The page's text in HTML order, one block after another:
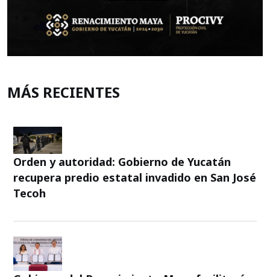
MÁS RECIENTES
Orden y autoridad: Gobierno de Yucatán
recupera predio estatal invadido en San José
Tecoh